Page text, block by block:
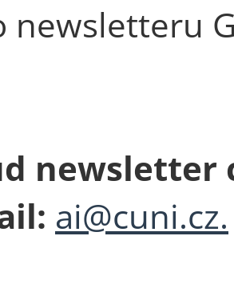
newsletteru
newsletter
ai@cuni.cz.